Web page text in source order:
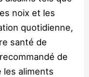
noix et les
quotidienne,
santé de
de
les aliments